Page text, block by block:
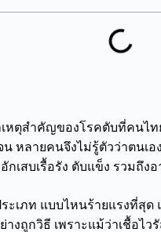
เหตุสำคัญของโรคตับที่คนไ
หลายคนจึงไม่รู้ตัวว่าตนเอ
เสบเรื้อรัง ตับแข็ง รวมถึงอ
ะเภท แบบไหนร้ายแรงที่สุ
งถูกวิธี เพราะแม้ว่าเชื้อไ